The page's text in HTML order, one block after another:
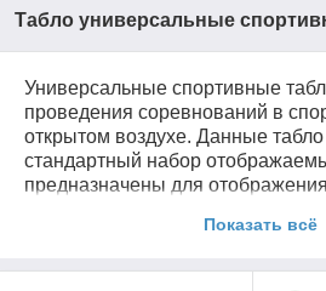
Табло универсальные
Универсальные спортивные
проведения соревнований в
открытом воздухе. Данные
стандартный набор
предназначены для
футболу и другим видам спорта.
Универсальное табло для
Показать всё